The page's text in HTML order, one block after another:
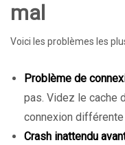
mal
Voici les problèmes les
Problème de
pas. Videz le cache
connexion différente
Crash inattendu